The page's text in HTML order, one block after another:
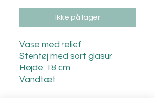
Ikke på lager
Vase med relief
Stentøj med sort glasur
Højde: 18 cm
Vandtæt